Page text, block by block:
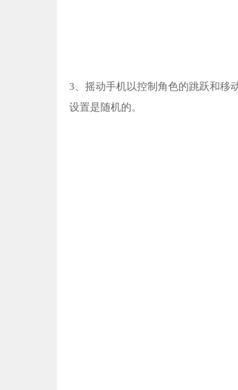
3、摇动手机以控制角色的跳跃和移
设置是随机的。